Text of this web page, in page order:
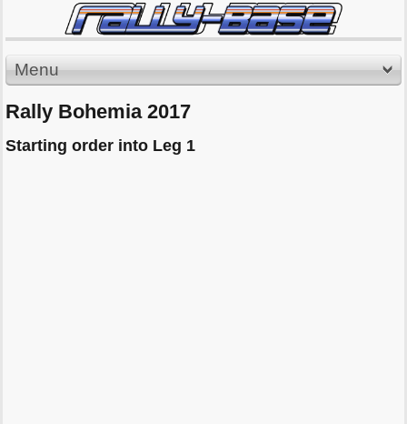
Menu
Rally Bohemia 2017
Starting order into Leg 1